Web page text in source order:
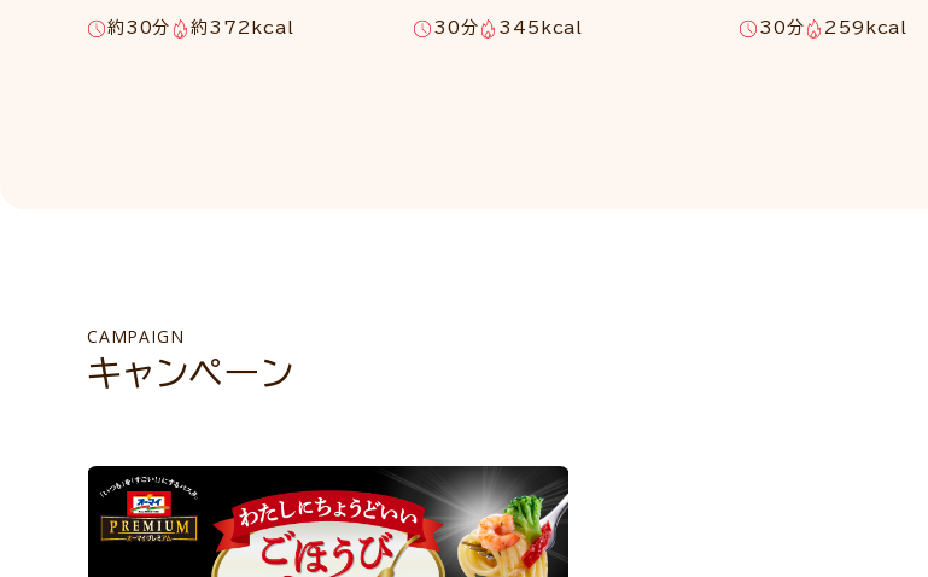
約30分 約372kcal 30分 345kcal 30分 259kcal
CAMPAIGN
キャンペーン